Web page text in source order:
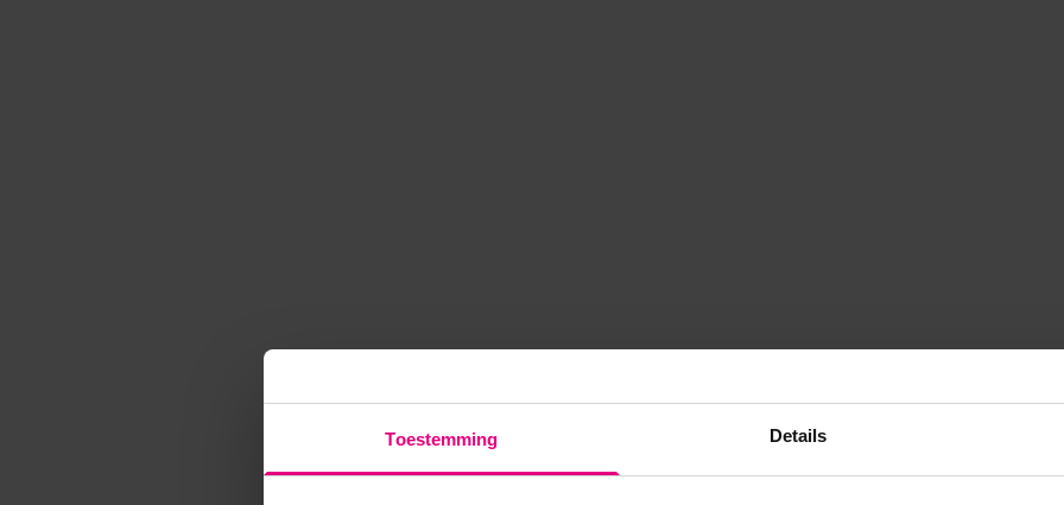
Toestemming Details